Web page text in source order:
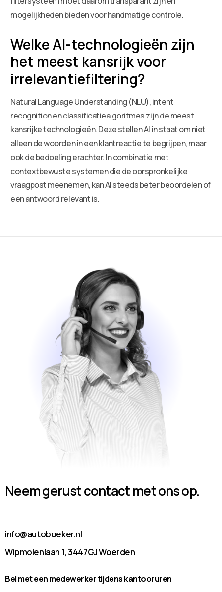
mogelijkheden bieden voor handmatige controle.
Welke AI-technologieën zijn
het meest kansrijk voor
irrelevantiefiltering?
Natural Language Understanding (NLU), intent
recognition en classificatiealgoritmes zijn de meest
kansrijke technologieën. Deze stellen AI in staat om niet
alleen de woorden in een klantreactie te begrijpen, maar
ook de bedoeling erachter. In combinatie met
contextbewuste systemen die de oorspronkelijke
vraagpost meenemen, kan AI steeds beter beoordelen of
een antwoord relevant is.
Neem gerust contact met ons op.
info@autoboeker.nl
Wipmolenlaan 1, 3447GJ Woerden
Bel met een medewerker tijdens kantooruren